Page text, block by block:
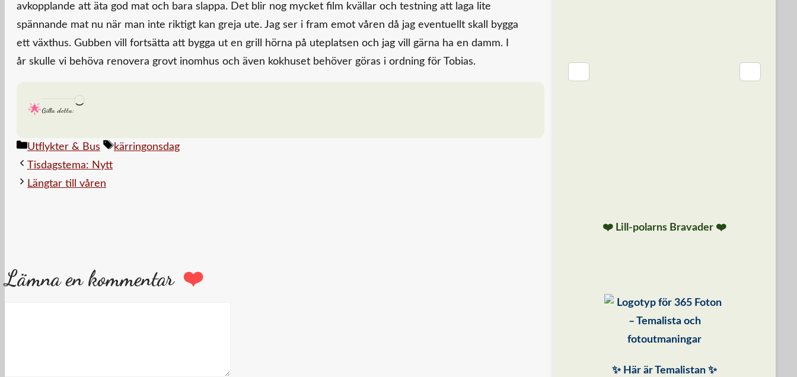
avkopplande att äta god mat och bara slappa. Det blir nog mycket film kvällar och testning att laga lite
spännande mat nu när man inte riktigt kan greja ute. Jag ser i fram emot våren då jag eventuellt skall bygga
ett växthus. Gubben vill fortsätta att bygga ut en grill hörna på uteplatsen och jag vill gärna ha en damm. I
år skulle vi behöva renovera grovt inomhus och även kokhuset behöver göras i ordning för Tobias.
Gilla detta:
Kategorier
Utflykter & Bus Etiketter
kärringonsdag
Tisdagstema: Nytt
Längtar till våren
Lämna en kommentar
❤️ Lill-polarns Bravader ❤️
✨ Här är Temalistan ✨